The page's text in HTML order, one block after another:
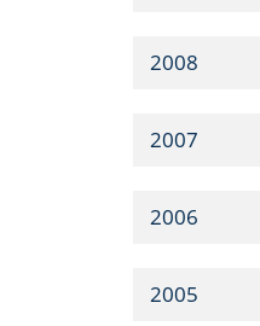
2008
2007
2006
2005